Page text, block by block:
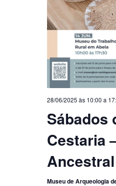
Sábados
Cestaria
Ancestral
28/06/2025 às 10:00 a
Museu de Arqueologia